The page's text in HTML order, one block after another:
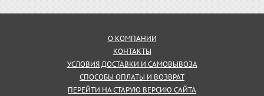
О КОМПАНИИ
КОНТАКТЫ
УСЛОВИЯ ДОСТАВКИ И САМОВЫВОЗА
СПОСОБЫ ОПЛАТЫ И ВОЗВРАТ
ПЕРЕЙТИ НА СТАРУЮ ВЕРСИЮ САЙТА